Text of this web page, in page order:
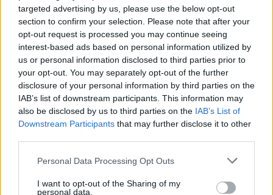
targeted advertising by us, please use the below opt-out
section to confirm your selection. Please note that after your
opt-out request is processed you may continue seeing
interest-based ads based on personal information utilized by
us or personal information disclosed to third parties prior to
your opt-out. You may separately opt-out of the further
disclosure of your personal information by third parties on the
IAB’s list of downstream participants. This information may
also be disclosed by us to third parties on the IAB’s List of
Downstream Participants that may further disclose it to other
Please note that this website/app uses one or more Google
not limited to your visit or usage behaviour. You may click to
Personal Data Processing Opt Outs
I want to opt-out of the Sharing of my
personal data.